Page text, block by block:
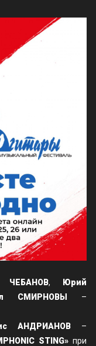
ЧЕБАНОВ,
Юрий
СМИРНОВЫ
–
АНДРИАНОВ–
STING»при